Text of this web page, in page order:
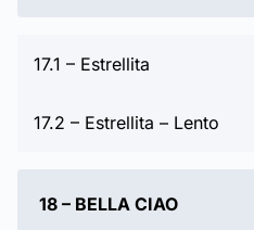
17.1 – Estrellita
17.2 – Estrellita – Lento
18 – BELLA CIAO